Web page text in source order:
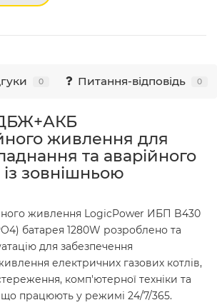
0 Питання-відповідь 0
живлення для
та аварійного
із зовнішньою
живлення LogicPower ИБП B430
батарея 1280W розроблено та
для забезпечення
електричних газових котлів,
комп'ютерної техніки та
що працюють у режимі 24/7/365.